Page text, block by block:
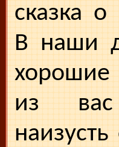
сказка
В наши
хорошие
из